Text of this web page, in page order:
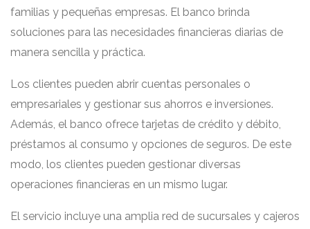
familias y pequeñas empresas. El banco brinda
soluciones para las necesidades financieras diarias de
manera sencilla y práctica.
Los clientes pueden abrir cuentas personales o
empresariales y gestionar sus ahorros e inversiones.
Además, el banco ofrece tarjetas de crédito y débito,
préstamos al consumo y opciones de seguros. De este
modo, los clientes pueden gestionar diversas
operaciones financieras en un mismo lugar.
El servicio incluye una amplia red de sucursales y cajeros